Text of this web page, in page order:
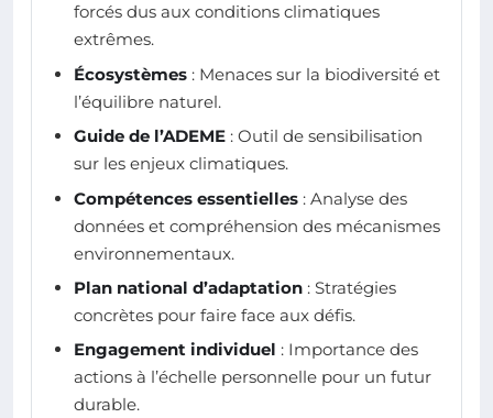
forcés dus aux conditions climatiques
extrêmes.
Écosystèmes : Menaces sur la biodiversité et
l’équilibre naturel.
Guide de l’ADEME : Outil de sensibilisation
sur les enjeux climatiques.
Compétences essentielles : Analyse des
données et compréhension des mécanismes
environnementaux.
Plan national d’adaptation : Stratégies
concrètes pour faire face aux défis.
Engagement individuel : Importance des
actions à l’échelle personnelle pour un futur
durable.